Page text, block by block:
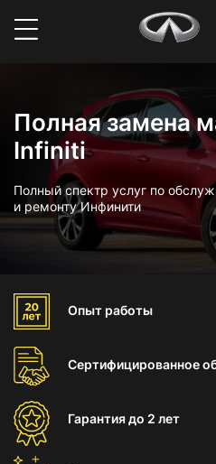
Полная замена
Infiniti
Полный спектр услуг по
и ремонту Инфинити
Опыт работы
Сертифицированное
Гарантиядо 2 лет